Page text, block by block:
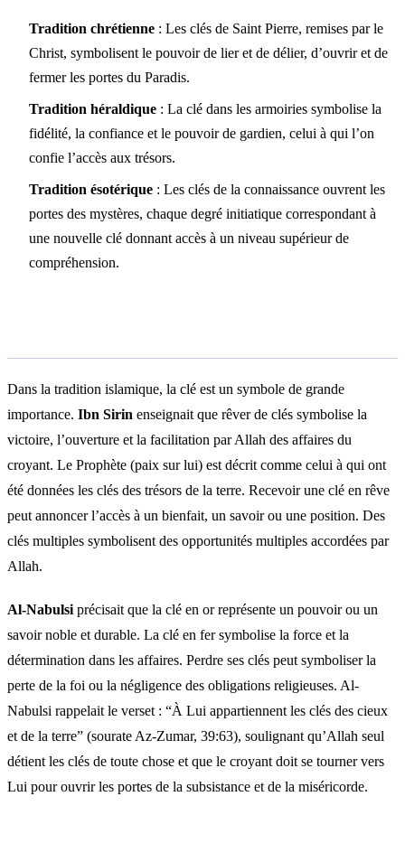
Tradition chrétienne : Les clés de Saint Pierre, remises par le
Christ, symbolisent le pouvoir de lier et de délier, d’ouvrir et de
fermer les portes du Paradis.
Tradition héraldique : La clé dans les armoiries symbolise la
fidélité, la confiance et le pouvoir de gardien, celui à qui l’on
confie l’accès aux trésors.
Tradition ésotérique : Les clés de la connaissance ouvrent les
portes des mystères, chaque degré initiatique correspondant à
une nouvelle clé donnant accès à un niveau supérieur de
compréhension.
Dans la tradition islamique, la clé est un symbole de grande
importance. Ibn Sirin enseignait que rêver de clés symbolise la
victoire, l’ouverture et la facilitation par Allah des affaires du
croyant. Le Prophète (paix sur lui) est décrit comme celui à qui ont
été données les clés des trésors de la terre. Recevoir une clé en rêve
peut annoncer l’accès à un bienfait, un savoir ou une position. Des
clés multiples symbolisent des opportunités multiples accordées par
Allah.
Al-Nabulsi précisait que la clé en or représente un pouvoir ou un
savoir noble et durable. La clé en fer symbolise la force et la
détermination dans les affaires. Perdre ses clés peut symboliser la
perte de la foi ou la négligence des obligations religieuses. Al-
Nabulsi rappelait le verset : “À Lui appartiennent les clés des cieux
et de la terre” (sourate Az-Zumar, 39:63), soulignant qu’Allah seul
détient les clés de toute chose et que le croyant doit se tourner vers
Lui pour ouvrir les portes de la subsistance et de la miséricorde.